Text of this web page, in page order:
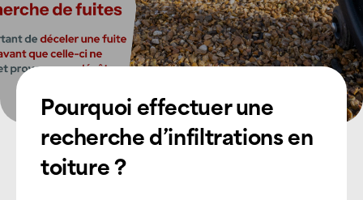
Pourquoi effectuer une
recherche d’infiltrations en
toiture ?